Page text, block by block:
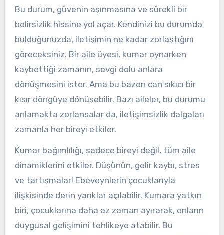
Bu durum, güvenin aşınmasına ve sürekli bir
belirsizlik hissine yol açar. Kendinizi bu durumda
bulduğunuzda, iletişimin ne kadar zorlaştığını
göreceksiniz. Bir aile üyesi, kumar oynarken
kaybettiği zamanın, sevgi dolu anlara
dönüşmesini ister. Ama bu bazen can sıkıcı bir
kısır döngüye dönüşebilir. Bazı aileler, bu durumu
anlamakta zorlansalar da, iletişimsizlik dalgaları
zamanla her bireyi etkiler.
Kumar bağımlılığı, sadece bireyi değil, tüm aile
dinamiklerini etkiler. Düşünün, gelir kaybı, stres
ve tartışmalar! Ebeveynlerin çocuklarıyla
ilişkisinde derin yarıklar açılabilir. Kumara yatkın
biri, çocuklarına daha az zaman ayırarak, onların
duygusal gelişimini tehlikeye atabilir. Bu